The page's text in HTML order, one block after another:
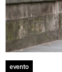
evento